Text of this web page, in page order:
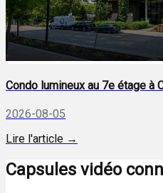
Condo lumineux au 7e étage à
2026-08-05
Lire l'article →
Capsules vidéo